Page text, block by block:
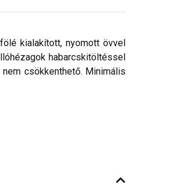
kialakított, nyomott övvel
habarcskitöltéssel
csökkenthető. Minimális